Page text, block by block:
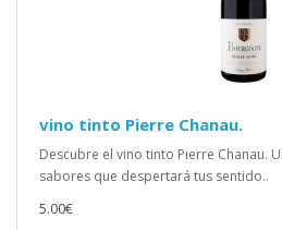
vino tinto Pierre Chanau.
Descubre el vino tinto Pierre Chanau.
sabores que despertará tus sentido..
5.00€